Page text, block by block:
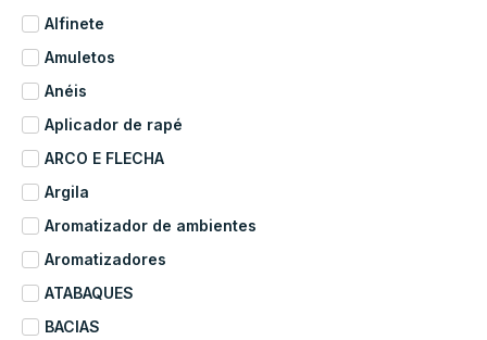
Alfinete
Amuletos
Anéis
Aplicador de rapé
ARCO E FLECHA
Argila
Aromatizador de ambientes
Aromatizadores
ATABAQUES
BACIAS